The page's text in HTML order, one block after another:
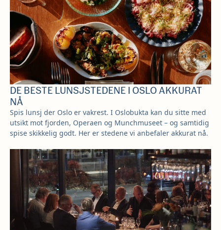
DE BESTE LUNSJSTEDENE I OSLO AKKURAT
NÅ
Spis lunsj der Oslo er vakrest. I Oslobukta kan du sitte med
utsikt mot fjorden, Operaen og Munchmuseet – og samtidig
spise skikkelig godt. Her er stedene vi anbefaler akkurat nå.